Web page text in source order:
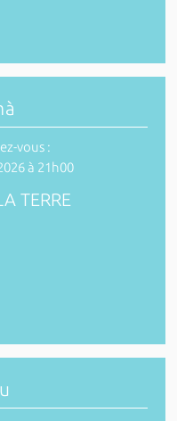
vous :
à 21h00
TERRE